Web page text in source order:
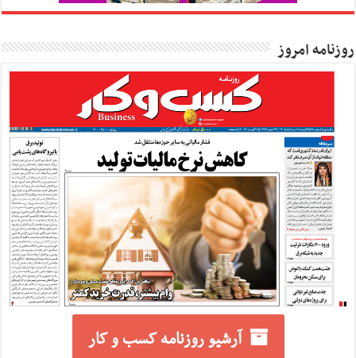
روزنامه امروز
آرشیو روزنامه کسب و کار